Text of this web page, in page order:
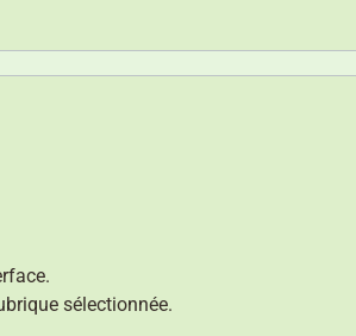
sélectionnée.